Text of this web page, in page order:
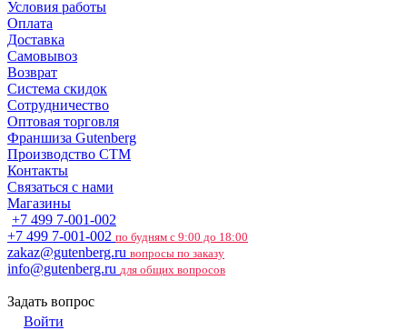
Условия работы
Оплата
Доставка
Самовывоз
Возврат
Система скидок
Сотрудничество
Оптовая торговля
Франшиза Gutenberg
Производство СТМ
Контакты
Связаться с нами
Магазины
+7 499 7-001-002
+7 499 7-001-002 по будням с 9:00 до 18:00
zakaz@gutenberg.ru вопросы по заказу
info@gutenberg.ru для общих вопросов
Задать вопрос
Войти